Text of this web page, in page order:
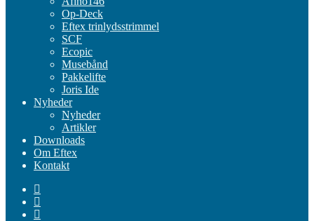
Op-Deck
Eftex trinlydsstrimmel
SCF
Ecopic
Musebånd
Pakkelifte
Joris Ide
Nyheder
Nyheder
Artikler
Downloads
Om Eftex
Kontakt